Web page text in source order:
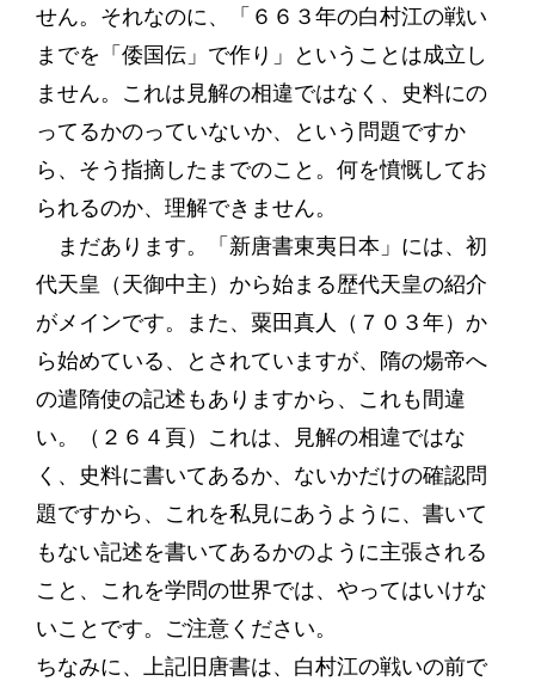
せん。それなのに、「６６３年の白村江の戦い
までを「倭国伝」で作り」ということは成立し
ません。これは見解の相違ではなく、史料にの
ってるかのっていないか、という問題ですか
ら、そう指摘したまでのこと。何を憤慨してお
られるのか、理解できません。
まだあります。「新唐書東夷日本」には、初
代天皇（天御中主）から始まる歴代天皇の紹介
がメインです。また、粟田真人（７０３年）か
ら始めている、とされていますが、隋の煬帝へ
の遣隋使の記述もありますから、これも間違
い。（２６４頁）これは、見解の相違ではな
く、史料に書いてあるか、ないかだけの確認問
題ですから、これを私見にあうように、書いて
もない記述を書いてあるかのように主張される
こと、これを学問の世界では、やってはいけな
いことです。ご注意ください。
ちなみに、上記旧唐書は、白村江の戦いの前で